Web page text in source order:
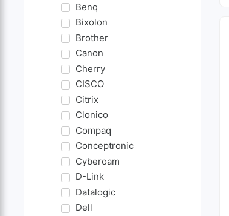
Benq
Bixolon
Brother
Canon
Cherry
CISCO
Citrix
Clonico
Compaq
Conceptronic
Cyberoam
D-Link
Datalogic
Dell